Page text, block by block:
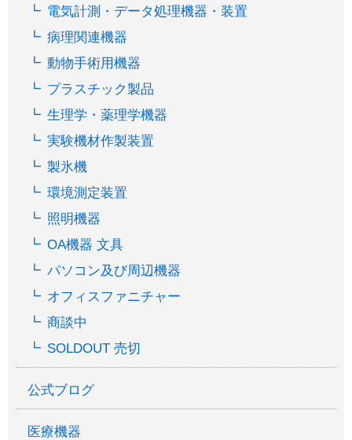
電気計測・データ処理機器・装置
病理関連機器
動物手術用機器
プラスチック製品
生理学・薬理学機器
実験機材作製装置
製氷機
環境測定装置
照明機器
OA機器 文具
パソコン及び周辺機器
オフィスファニチャー
商談中
SOLDOUT 売切
公式ブログ
医療機器